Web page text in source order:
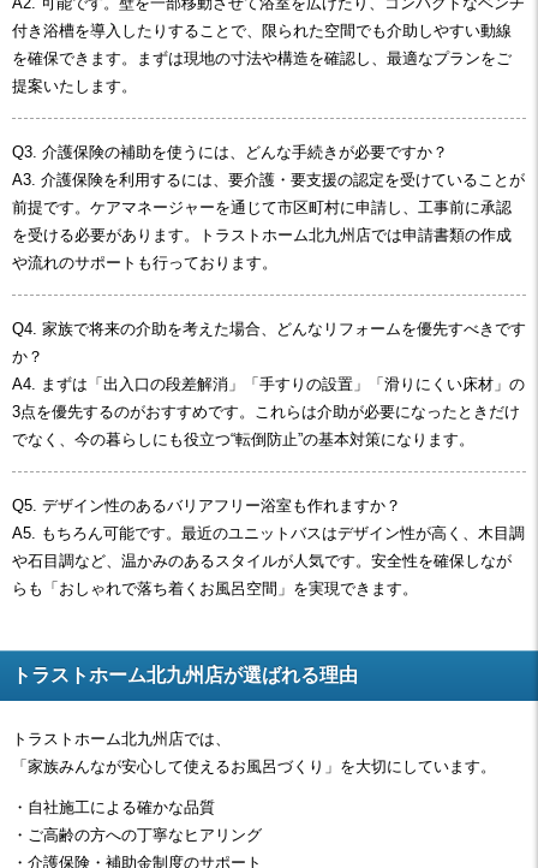
付き浴槽を導入したりすることで、限られた空間でも介助しやすい動線
を確保できます。まずは現地の寸法や構造を確認し、最適なプランをご
提案いたします。
Q3. 介護保険の補助を使うには、どんな手続きが必要ですか？
A3. 介護保険を利用するには、要介護・要支援の認定を受けていることが
前提です。ケアマネージャーを通じて市区町村に申請し、工事前に承認
を受ける必要があります。トラストホーム北九州店では申請書類の作成
や流れのサポートも行っております。
Q4. 家族で将来の介助を考えた場合、どんなリフォームを優先すべきです
か？
A4. まずは「出入口の段差解消」「手すりの設置」「滑りにくい床材」の
3点を優先するのがおすすめです。これらは介助が必要になったときだけ
でなく、今の暮らしにも役立つ“転倒防止”の基本対策になります。
Q5. デザイン性のあるバリアフリー浴室も作れますか？
A5. もちろん可能です。最近のユニットバスはデザイン性が高く、木目調
や石目調など、温かみのあるスタイルが人気です。安全性を確保しなが
らも「おしゃれで落ち着くお風呂空間」を実現できます。
トラストホーム北九州店が選ばれる理由
トラストホーム北九州店では、
「家族みんなが安心して使えるお風呂づくり」を大切にしています。
・自社施工による確かな品質
・ご高齢の方への丁寧なヒアリング
・介護保険・補助金制度のサポート